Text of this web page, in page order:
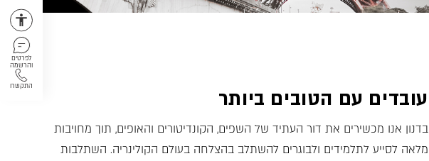
לפרטים
והרשמה
התקשרו
עובדים עם הטובים ביותר
בדנון אנו מכשירים את דור העתיד של השפים, הקונדיטורים והאופים, תוך מחויבות
מלאה לסייע לתלמידים ולבוגרים להשתלב בהצלחה בעולם הקולינריה. השתלבות